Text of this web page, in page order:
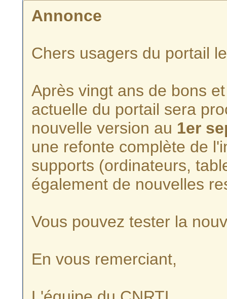
Annonce
Chers usagers du portail
Après vingt ans de bons
actuelle du portail sera
nouvelle version au 1er
une refonte complète de
supports (ordinateurs,
également de nouvelles
Vous pouvez tester la
En vous remerciant,